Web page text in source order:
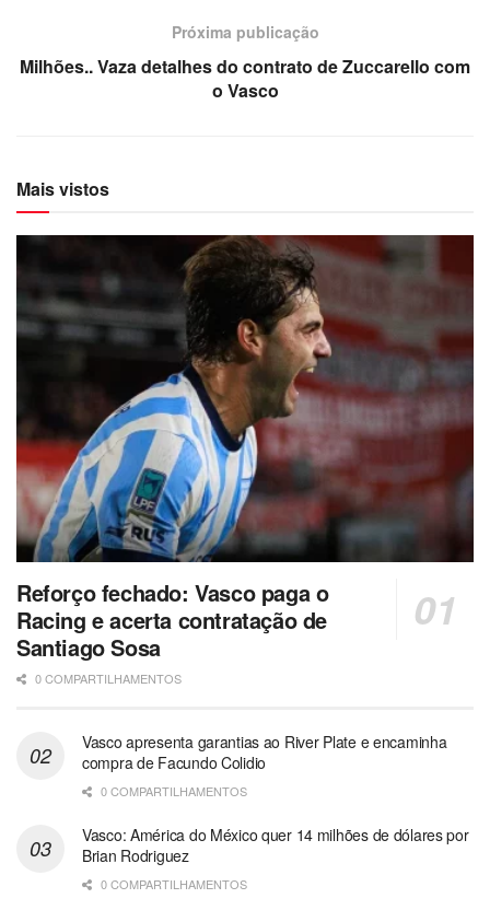
Próxima publicação
Milhões.. Vaza detalhes do contrato de Zuccarello com
o Vasco
Mais vistos
Reforço fechado: Vasco paga o
Racing e acerta contratação de
Santiago Sosa
0 COMPARTILHAMENTOS
Vasco apresenta garantias ao River Plate e encaminha
compra de Facundo Colidio
0 COMPARTILHAMENTOS
Vasco: América do México quer 14 milhões de dólares por
Brian Rodriguez
0 COMPARTILHAMENTOS